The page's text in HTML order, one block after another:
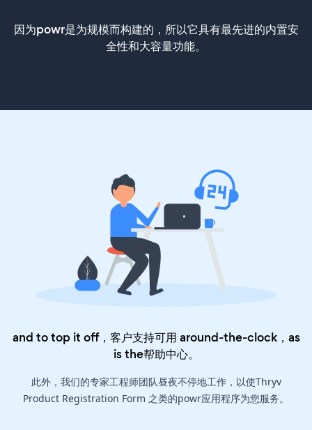
因为powr是为规模而构建的，所以它具有最先进的内置安
全性和大容量功能。
and to top it off，客户支持可用 around-the-clock，as
is the帮助中心。
此外，我们的专家工程师团队昼夜不停地工作，以使Thryv
Product Registration Form 之类的powr应用程序为您服务。